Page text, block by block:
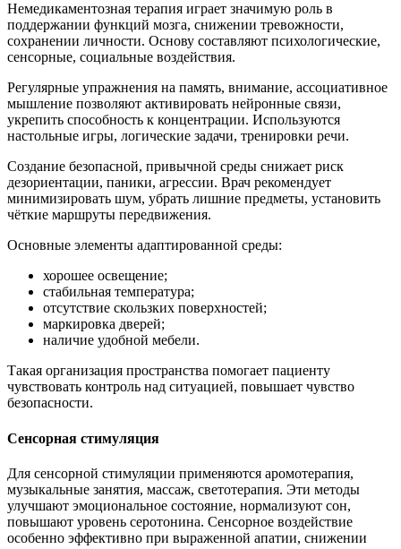
Немедикаментозная терапия играет значимую роль в
поддержании функций мозга, снижении тревожности,
сохранении личности. Основу составляют психологические,
сенсорные, социальные воздействия.
Регулярные упражнения на память, внимание, ассоциативное
мышление позволяют активировать нейронные связи,
укрепить способность к концентрации. Используются
настольные игры, логические задачи, тренировки речи.
Создание безопасной, привычной среды снижает риск
дезориентации, паники, агрессии. Врач рекомендует
минимизировать шум, убрать лишние предметы, установить
чёткие маршруты передвижения.
Основные элементы адаптированной среды:
хорошее освещение;
стабильная температура;
отсутствие скользких поверхностей;
маркировка дверей;
наличие удобной мебели.
Такая организация пространства помогает пациенту
чувствовать контроль над ситуацией, повышает чувство
безопасности.
Сенсорная стимуляция
Для сенсорной стимуляции применяются аромотерапия,
музыкальные занятия, массаж, светотерапия. Эти методы
улучшают эмоциональное состояние, нормализуют сон,
повышают уровень серотонина. Сенсорное воздействие
особенно эффективно при выраженной апатии, снижении